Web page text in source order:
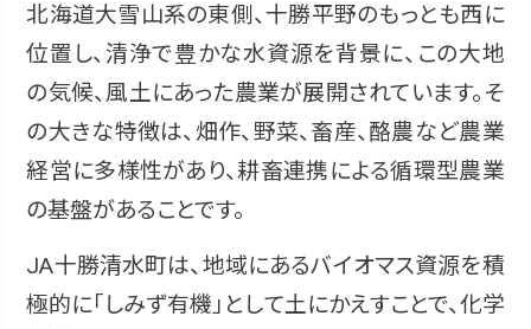
北海道大雪山系の東側、十勝平野のもっとも西に
位置し、清浄で豊かな水資源を背景に、この大地
の気候、風土にあった農業が展開されています。そ
の大きな特徴は、畑作、野菜、畜産、酪農など農業
経営に多様性があり、耕畜連携による循環型農業
の基盤があることです。
JA十勝清水町は、地域にあるバイオマス資源を積
極的に「しみず有機」として土にかえすことで、化学